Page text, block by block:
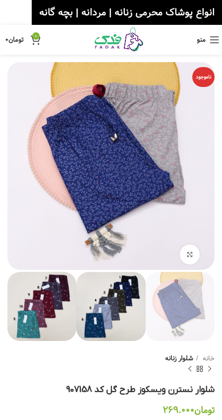
منو 0 تومان۰
ناموجود
خانه شلوار زنانه
شلوار نسترن ویسکوز طرح گل کد 907158
تومان۲۶۹.۰۰۰
انواع پوشاک محرمی زنانه | مردانه | بچه گانه